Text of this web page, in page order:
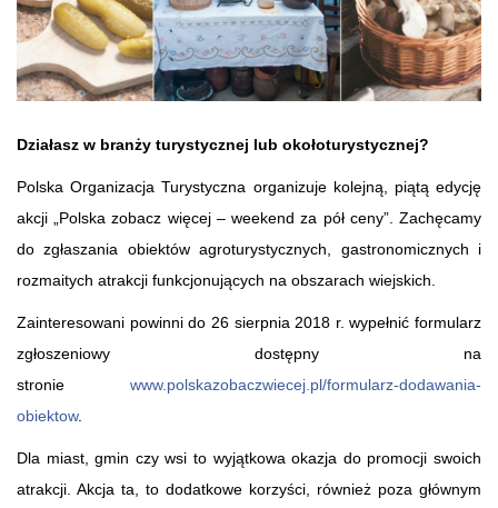
Działasz w branży turystycznej lub okołoturystycznej?
Polska Organizacja Turystyczna organizuje kolejną, piątą edycję
akcji „Polska zobacz więcej – weekend za pół ceny”. Zachęcamy
do zgłaszania obiektów agroturystycznych, gastronomicznych i
rozmaitych atrakcji funkcjonujących na obszarach wiejskich.
Zainteresowani powinni do 26 sierpnia 2018 r. wypełnić formularz
zgłoszeniowy dostępny na
stronie www.polskazobaczwiecej.pl/formularz-dodawania-
obiektow.
Dla miast, gmin czy wsi to wyjątkowa okazja do promocji swoich
atrakcji. Akcja ta, to dodatkowe korzyści, również poza głównym